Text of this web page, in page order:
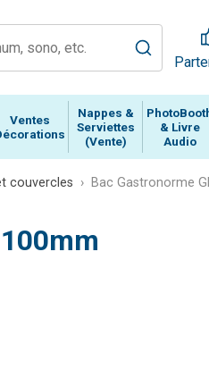
Ventes
Nappes &
Serviettes
(Vente)
& Livre
Audio
couvercles Bac Gastronorme